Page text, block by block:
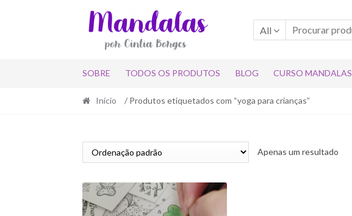
to
navigation
to
All
SOBRE TODOS OS PRODUTOS BLOG CURSO MANDALAS
Início / Produtos etiquetados com “yoga para crianças”
Apenas um resultado